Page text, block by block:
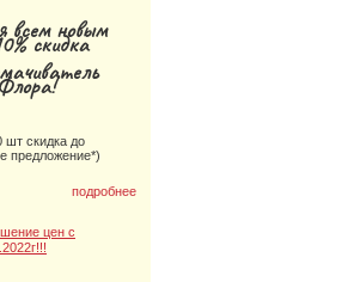
всем новым
скидка
шт скидка до
предложение*)
подробнее
цен с